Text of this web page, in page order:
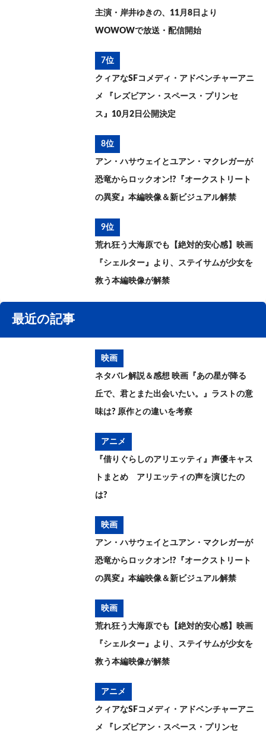
主演・岸井ゆきの、11月8日より
WOWOWで放送・配信開始
7位
クィアなSFコメディ・アドベンチャーアニ
メ 『レズビアン・スペース・プリンセ
ス』10月2日公開決定
8位
アン・ハサウェイとユアン・マクレガーが
恐竜からロックオン!?『オークストリート
の異変』本編映像＆新ビジュアル解禁
9位
荒れ狂う大海原でも【絶対的安心感】映画
『シェルター』より、ステイサムが少女を
救う本編映像が解禁
最近の記事
映画
ネタバレ解説＆感想 映画『あの星が降る
丘で、君とまた出会いたい。』ラストの意
味は? 原作との違いを考察
アニメ
『借りぐらしのアリエッティ』声優キャス
トまとめ アリエッティの声を演じたの
は?
映画
アン・ハサウェイとユアン・マクレガーが
恐竜からロックオン!?『オークストリート
の異変』本編映像＆新ビジュアル解禁
映画
荒れ狂う大海原でも【絶対的安心感】映画
『シェルター』より、ステイサムが少女を
救う本編映像が解禁
アニメ
クィアなSFコメディ・アドベンチャーアニ
メ 『レズビアン・スペース・プリンセ